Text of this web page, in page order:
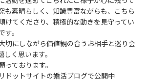
も素晴らしく、知識豊富ながらも、こちら
けてくださり、積極的な動きを見守ってい
。
切にしながら価値観の合うお相手と巡り会
く思います。
ております。
ドットサイトの婚活ブログで公開中